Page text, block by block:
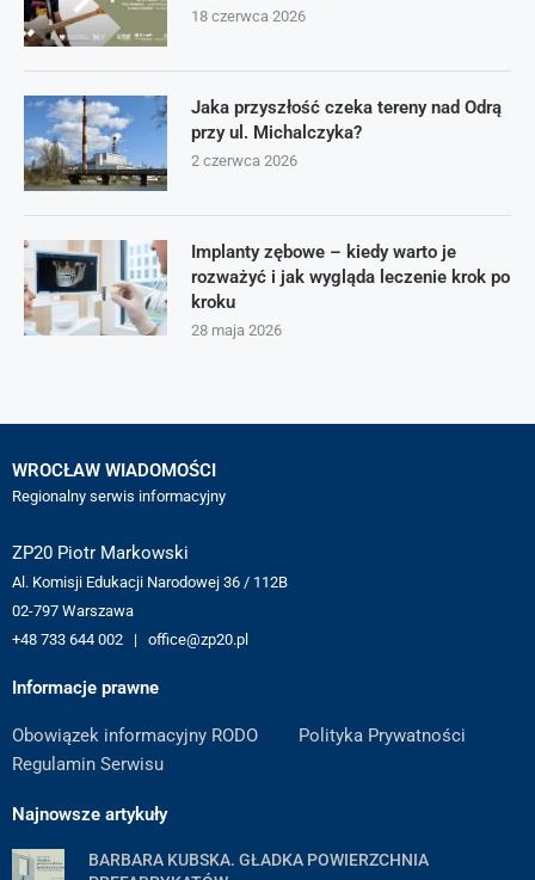
18 czerwca 2026
Jaka przyszłość czeka tereny nad Odrą
przy ul. Michalczyka?
2 czerwca 2026
Implanty zębowe – kiedy warto je
rozważyć i jak wygląda leczenie krok po
kroku
28 maja 2026
WROCŁAW WIADOMOŚCI
Regionalny serwis informacyjny
ZP20 Piotr Markowski
Al. Komisji Edukacji Narodowej 36 / 112B
02-797 Warszawa
+48 733 644 002 | office@zp20.pl
Informacje prawne
Obowiązek informacyjny RODO
Polityka Prywatności
Regulamin Serwisu
Najnowsze artykuły
BARBARA KUBSKA. GŁADKA POWIERZCHNIA